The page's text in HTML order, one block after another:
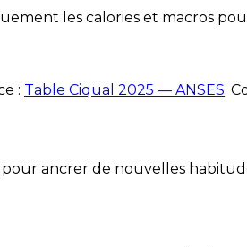
les calories et macros
: Table Ciqual 2025 — ANSES.
ancrer de nouvelles